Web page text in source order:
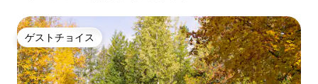
ゲストチョイス
ゲストチョイス